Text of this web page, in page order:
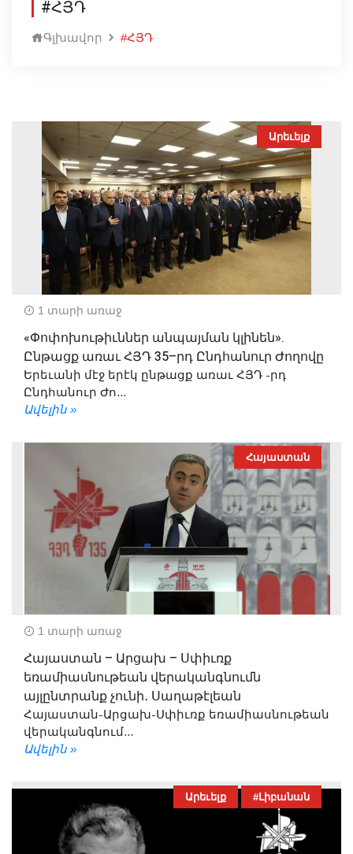
#ՀՅԴ
Գլխավոր #ՀՅԴ
Արեւելք
1 տարի առաջ
«Փոփոխութիւններ անպայման կլինեն».
Ընթացք առաւ ՀՅԴ 35–րդ Ընդհանուր Ժողովը
Երեւանի մէջ երէկ ընթացք առաւ ՀՅԴ -րդ
Ընդհանուր Ժո...
Ավելին »
Հայաստան
1 տարի առաջ
Հայաստան – Արցախ – Սփիւռք
եռամիասնութեան վերականգնումն
այլընտրանք չունի․ Սաղաթէլեան
Հայաստան-Արցախ-Սփիւռք եռամիասնութեան
վերականգնում...
Ավելին »
Արեւելք #Լիբանան